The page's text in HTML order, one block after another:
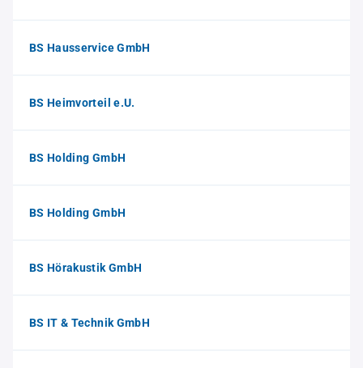
BS Hausservice GmbH
BS Heimvorteil e.U.
BS Holding GmbH
BS Holding GmbH
BS Hörakustik GmbH
BS IT & Technik GmbH